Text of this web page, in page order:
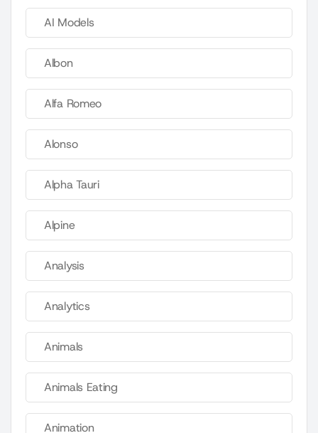
AI Models
Albon
Alfa Romeo
Alonso
Alpha Tauri
Alpine
Analysis
Analytics
Animals
Animals Eating
Animation